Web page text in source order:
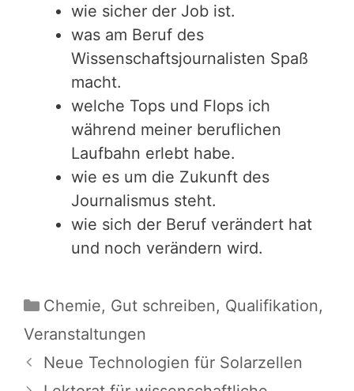
wie sicher der Job ist.
was am Beruf des
Wissenschaftsjournalisten Spaß
macht.
welche Tops und Flops ich
während meiner beruflichen
Laufbahn erlebt habe.
wie es um die Zukunft des
Journalismus steht.
wie sich der Beruf verändert hat
und noch verändern wird.
Kategorien
Chemie, Gut schreiben, Qualifikation,
Veranstaltungen
Neue Technologien für Solarzellen